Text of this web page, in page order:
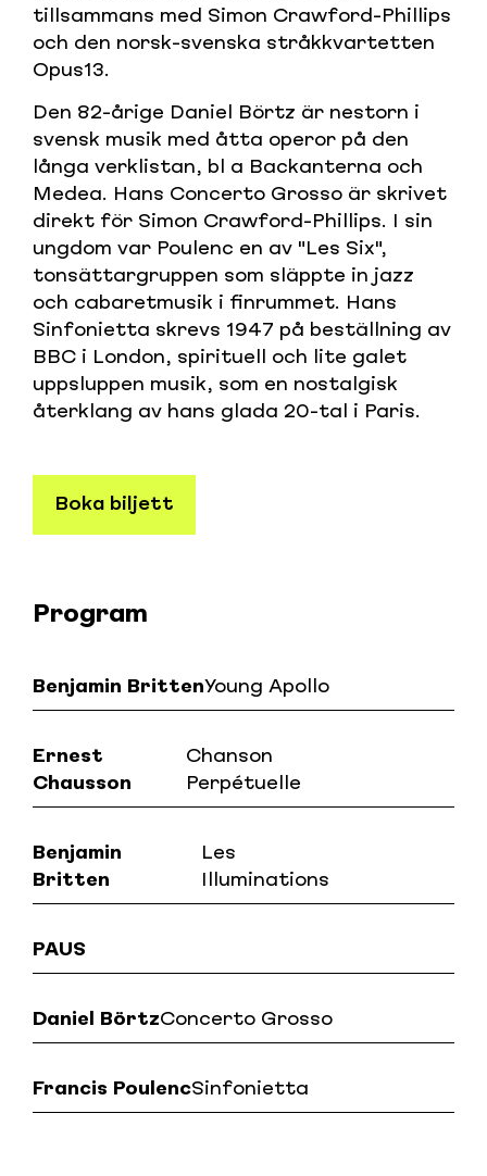
tillsammans med Simon Crawford-Phillips
och den norsk-svenska stråkkvartetten
Opus13.
Den 82-årige Daniel Börtz är nestorn i
svensk musik med åtta operor på den
långa verklistan, bl a Backanterna och
Medea. Hans Concerto Grosso är skrivet
direkt för Simon Crawford-Phillips. I sin
ungdom var Poulenc en av "Les Six",
tonsättargruppen som släppte in jazz
och cabaretmusik i finrummet. Hans
Sinfonietta skrevs 1947 på beställning av
BBC i London, spirituell och lite galet
uppsluppen musik, som en nostalgisk
återklang av hans glada 20-tal i Paris.
Boka biljett
Program
Benjamin BrittenYoung Apollo
Ernest
Chausson
Chanson
Perpétuelle
Benjamin
Britten
Les
Illuminations
PAUS
Daniel BörtzConcerto Grosso
Francis PoulencSinfonietta